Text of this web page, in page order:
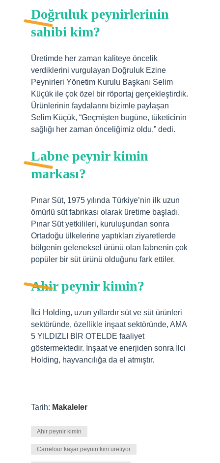
Doğruluk peynirlerinin
sahibi kim?
Üretimde her zaman kaliteye öncelik
verdiklerini vurgulayan Doğruluk Ezine
Peynirleri Yönetim Kurulu Başkanı Selim
Küçük ile çok özel bir röportaj gerçekleştirdik.
Ürünlerinin faydalarını bizimle paylaşan
Selim Küçük, “Geçmişten bugüne, tüketicinin
sağlığı her zaman önceliğimiz oldu.” dedi.
Labne peynir kimin
markası?
Pınar Süt, 1975 yılında Türkiye’nin ilk uzun
ömürlü süt fabrikası olarak üretime başladı.
Pınar Süt yetkilileri, kuruluşundan sonra
Ortadoğu ülkelerine yaptıkları ziyaretlerde
bölgenin geleneksel ürünü olan labnenin çok
popüler bir süt ürünü olduğunu fark ettiler.
Ahir peynir kimin?
İlci Holding, uzun yıllardır süt ve süt ürünleri
sektöründe, özellikle inşaat sektöründe, AMA
5 YILDIZLI BİR OTELDE faaliyet
göstermektedir. İnşaat ve enerjiden sonra İlci
Holding, hayvancılığa da el atmıştır.
Tarih: Makaleler
Ahir peynir kimin
Carrefour kaşar peyniri kim üretiyor